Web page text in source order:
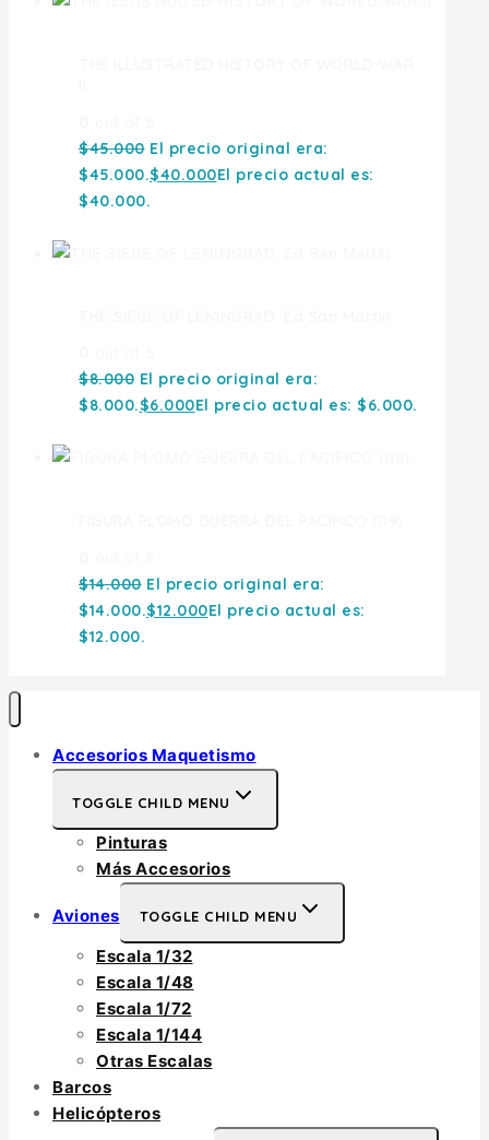
$45.000 El precio original era:
$45.000.$40.000El precio actual es:
$40.000.
$8.000 El precio original era:
$8.000.$6.000El precio actual es: $6.000.
$14.000 El precio original era:
$14.000.$12.000El precio actual es:
$12.000.
Accesorios Maquetismo
TOGGLE CHILD MENU
Pinturas
Más Accesorios
Aviones TOGGLE CHILD MENU
Escala 1/32
Escala 1/48
Escala 1/72
Escala 1/144
Otras Escalas
Barcos
Helicópteros